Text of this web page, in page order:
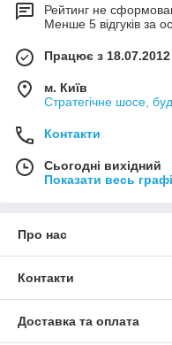
Рейтинг не
Менше 5 відгуків за
Працює з 18.07.2012
м. Київ
Стратегічне шосе,
Контакти
Сьогодні вихідний
Показати весь
Про нас
Контакти
Доставка та оплата